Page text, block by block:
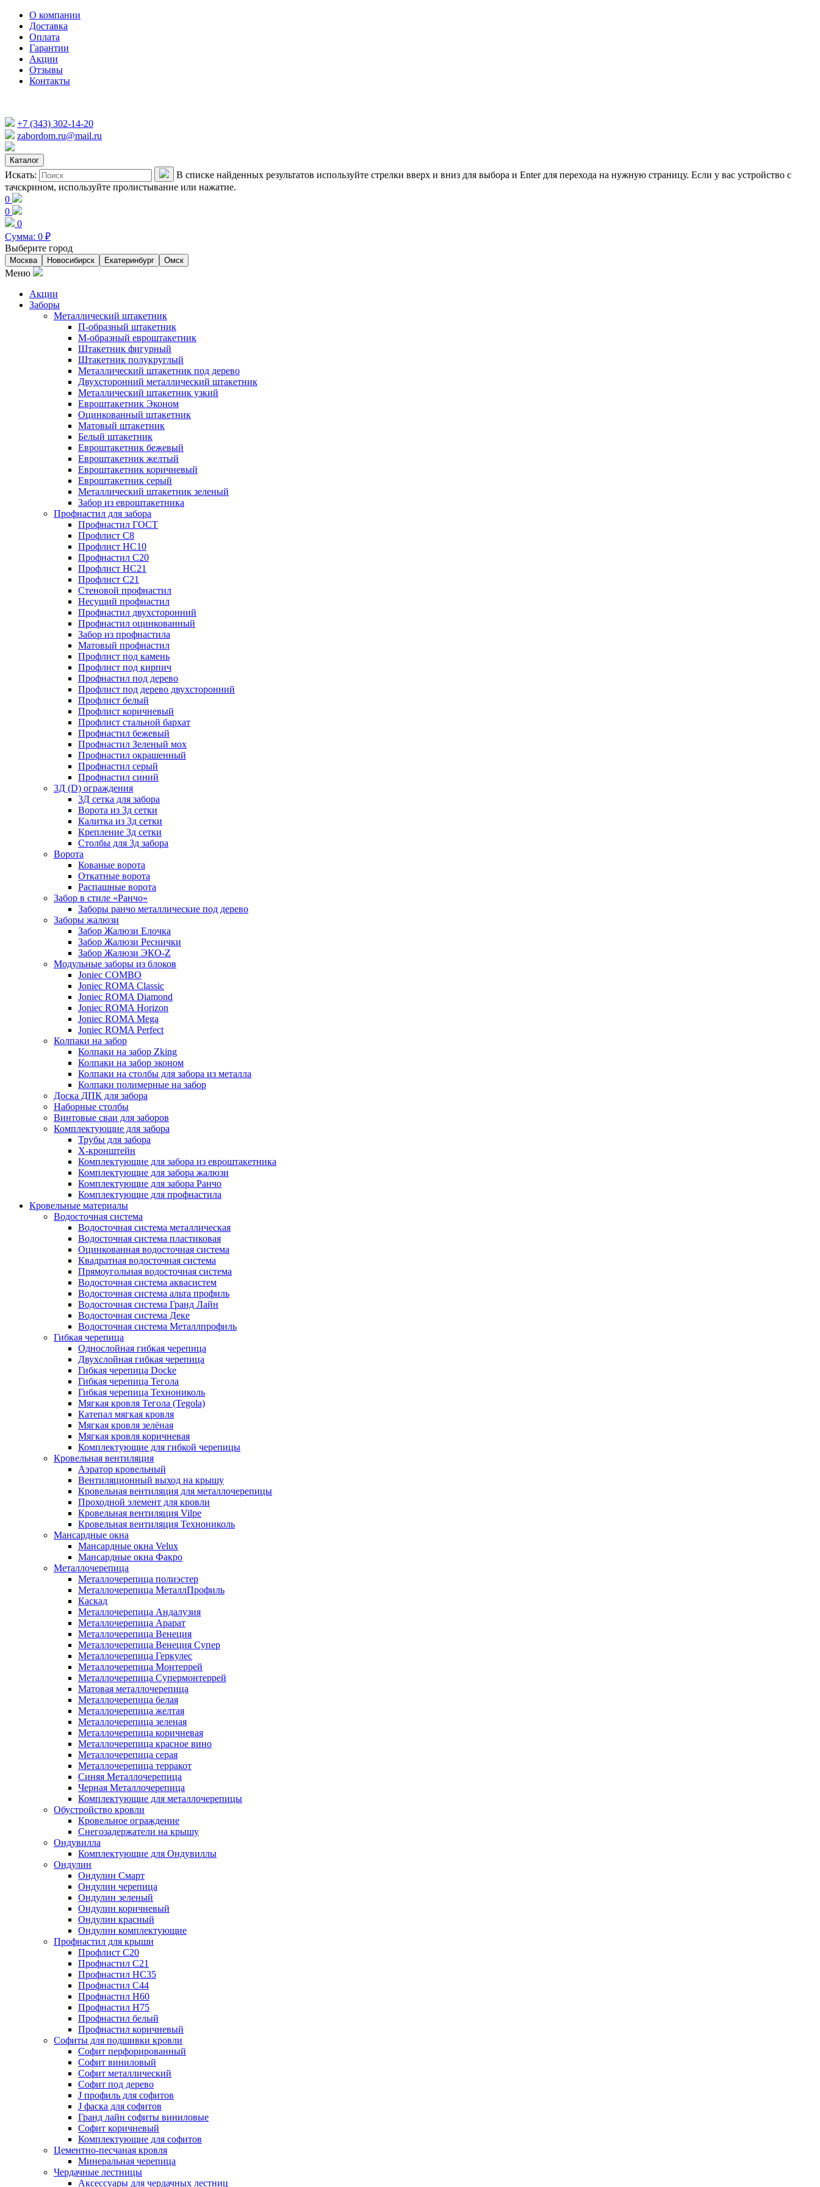
О компании
Доставка
Оплата
Гарантии
Акции
Отзывы
Контакты
+7 (343) 302-14-20
zabordom.ru@mail.ru
Каталог
Искать:
В списке найденных результатов используйте стрелки вверх и вниз для выбора и Enter для перехода на нужную страницу. Если у вас устройство с
тачскрином, используйте пролистывание или нажатие.
0
0
0
Сумма: 0 ₽
Выберите город
Москва Новосибирск Екатеринбург Омск
Меню
Акции
Заборы
Металлический штакетник
П-образный штакетник
М-образный евроштакетник
Штакетник фигурный
Штакетник полукруглый
Металлический штакетник под дерево
Двухсторонний металлический штакетник
Металлический штакетник узкий
Евроштакетник Эконом
Оцинкованный штакетник
Матовый штакетник
Белый штакетник
Евроштакетник бежевый
Евроштакетник желтый
Евроштакетник коричневый
Евроштакетник серый
Металлический штакетник зеленый
Забор из евроштакетника
Профнастил для забора
Профнастил ГОСТ
Профлист С8
Профлист НС10
Профнастил С20
Профлист НС21
Профлист С21
Стеновой профнастил
Несущий профнастил
Профнастил двухсторонний
Профнастил оцинкованный
Забор из профнастила
Матовый профнастил
Профлист под камень
Профлист под кирпич
Профнастил под дерево
Профлист под дерево двухсторонний
Профлист белый
Профлист коричневый
Профлист стальной бархат
Профнастил бежевый
Профнастил Зеленый мох
Профнастил окрашенный
Профнастил серый
Профнастил синий
3Д (D) ограждения
3Д сетка для забора
Ворота из 3д сетки
Калитка из 3д сетки
Крепление 3д сетки
Столбы для 3д забора
Ворота
Кованые ворота
Откатные ворота
Распашные ворота
Забор в стиле «Ранчо»
Заборы ранчо металлические под дерево
Заборы жалюзи
Забор Жалюзи Елочка
Забор Жалюзи Реснички
Забор Жалюзи ЭКО-Z
Модульные заборы из блоков
Joniec COMBO
Joniec ROMA Classic
Joniec ROMA Diamond
Joniec ROMA Horizon
Joniec ROMA Mega
Joniec ROMA Perfect
Колпаки на забор
Колпаки на забор Zking
Колпаки на забор эконом
Колпаки на столбы для забора из металла
Колпаки полимерные на забор
Доска ДПК для забора
Наборные столбы
Винтовые сваи для заборов
Комплектующие для забора
Трубы для забора
Х-кронштейн
Комплектующие для забора из евроштакетника
Комплектующие для забора жалюзи
Комплектующие для забора Ранчо
Комплектующие для профнастила
Кровельные материалы
Водосточная система
Водосточная система металлическая
Водосточная система пластиковая
Оцинкованная водосточная система
Квадратная водосточная система
Прямоугольная водосточная система
Водосточная система аквасистем
Водосточная система альта профиль
Водосточная система Гранд Лайн
Водосточная система Деке
Водосточная система Металлпрофиль
Гибкая черепица
Однослойная гибкая черепица
Двухслойная гибкая черепица
Гибкая черепица Docke
Гибкая черепица Тегола
Гибкая черепица Технониколь
Мягкая кровля Тегола (Tegola)
Катепал мягкая кровля
Мягкая кровля зелёная
Мягкая кровля коричневая
Комплектующие для гибкой черепицы
Кровельная вентиляция
Аэратор кровельный
Вентиляционный выход на крышу
Кровельная вентиляция для металлочерепицы
Проходной элемент для кровли
Кровельная вентиляция Vilpe
Кровельная вентиляция Технониколь
Мансардные окна
Мансардные окна Velux
Мансардные окна Факро
Металлочерепица
Металлочерепица полиэстер
Металлочерепица МеталлПрофиль
Каскад
Металлочерепица Андалузия
Металлочерепица Арарат
Металлочерепица Венеция
Металлочерепица Венеция Супер
Металлочерепица Геркулес
Металлочерепица Монтеррей
Металлочерепица Супермонтеррей
Матовая металлочерепица
Металлочерепица белая
Металлочерепица желтая
Металлочерепица зеленая
Металлочерепица коричневая
Металлочерепица красное вино
Металлочерепица серая
Металлочерепица терракот
Синяя Металлочерепица
Черная Металлочерепица
Комплектующие для металлочерепицы
Обустройство кровли
Кровельное ограждение
Снегозадержатели на крышу
Ондувилла
Комплектующие для Ондувиллы
Ондулин
Ондулин Смарт
Ондулин черепица
Ондулин зеленый
Ондулин коричневый
Ондулин красный
Ондулин комплектующие
Профнастил для крыши
Профлист С20
Профнастил С21
Профнастил НС35
Профнастил С44
Профнастил Н60
Профнастил Н75
Профнастил белый
Профнастил коричневый
Софиты для подшивки кровли
Cофит перфорированный
Софит виниловый
Софит металлический
Софит под дерево
J профиль для софитов
J фаска для софитов
Гранд лайн софиты виниловые
Софит коричневый
Комплектующие для софитов
Цементно-песчаная кровля
Минеральная черепица
Чердачные лестницы
Аксессуары для чердачных лестниц